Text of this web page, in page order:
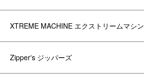
XTREME MACHINE エクストリームマシン
Zipper's ジッパーズ